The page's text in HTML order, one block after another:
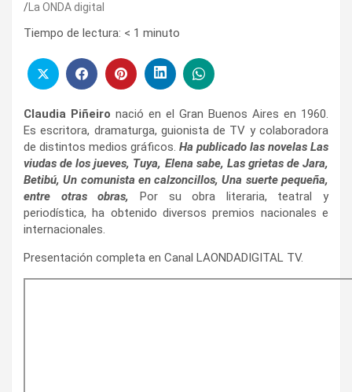
La ONDA digital
Tiempo de lectura: < 1 minuto
Claudia Piñeiro nació en el Gran Buenos Aires en 1960.
Es escritora, dramaturga, guionista de TV y colaboradora
de distintos medios gráficos. Ha publicado las novelas Las
viudas de los jueves, Tuya, Elena sabe, Las grietas de Jara,
Betibú, Un comunista en calzoncillos, Una suerte pequeña,
entre otras obras, Por su obra literaria, teatral y
periodística, ha obtenido diversos premios nacionales e
internacionales.
Presentación completa en Canal LAONDADIGITAL TV.